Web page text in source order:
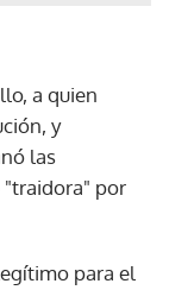
a quien
y
las
"traidora" por
para el